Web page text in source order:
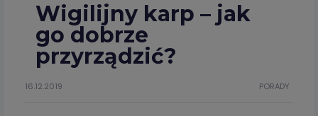
Wigilijny karp – jak
go dobrze
przyrządzić?
PORADY
16.12.2019